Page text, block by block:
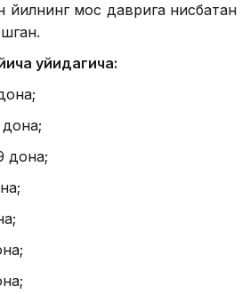
йилнинг мос даврига нисбатан
қуйидагича:
дона;